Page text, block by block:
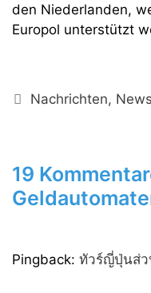
den Niederlanden,
Europol unterstützt
Kategorien
Nachrichten, News
19
Pingback: ทัวร์ญี่ปุ่นส่